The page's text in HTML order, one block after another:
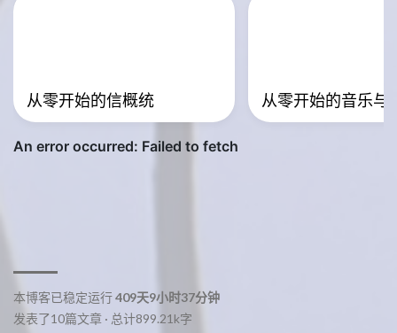
从零开始的信概统 从零开始的音乐与
本博客已稳定运行409天9小时37分钟
发表了10篇文章 · 总计899.21k字